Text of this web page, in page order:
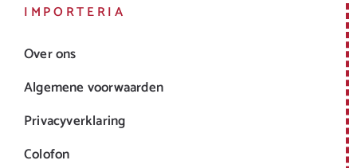
IMPORTERIA
Over ons
Algemene voorwaarden
Privacyverklaring
Colofon